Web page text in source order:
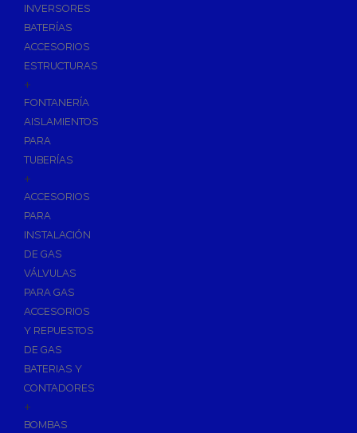
INVERSORES
BATERÍAS
ACCESORIOS
ESTRUCTURAS
+
FONTANERÍA
AISLAMIENTOS
PARA
TUBERÍAS
+
ACCESORIOS
PARA
INSTALACIÓN
DE GAS
VÁLVULAS
PARA GAS
ACCESORIOS
Y REPUESTOS
DE GAS
BATERIAS Y
CONTADORES
+
BOMBAS